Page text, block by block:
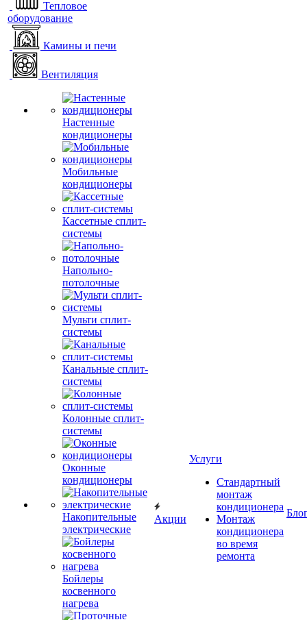
Тепловое
оборудование
Камины и печи
Вентиляция
Настенные
кондиционеры
Мобильные
кондиционеры
Кассетные сплит-
системы
Напольно-
потолочные
Мульти сплит-
системы
Канальные сплит-
системы
Колонные сплит-
системы
Оконные
кондиционеры
Накопительные
электрические
Бойлеры
косвенного
нагрева
Акции
Услуги
Стандартный
монтаж
кондиционера
Монтаж
кондиционера
во время
ремонта